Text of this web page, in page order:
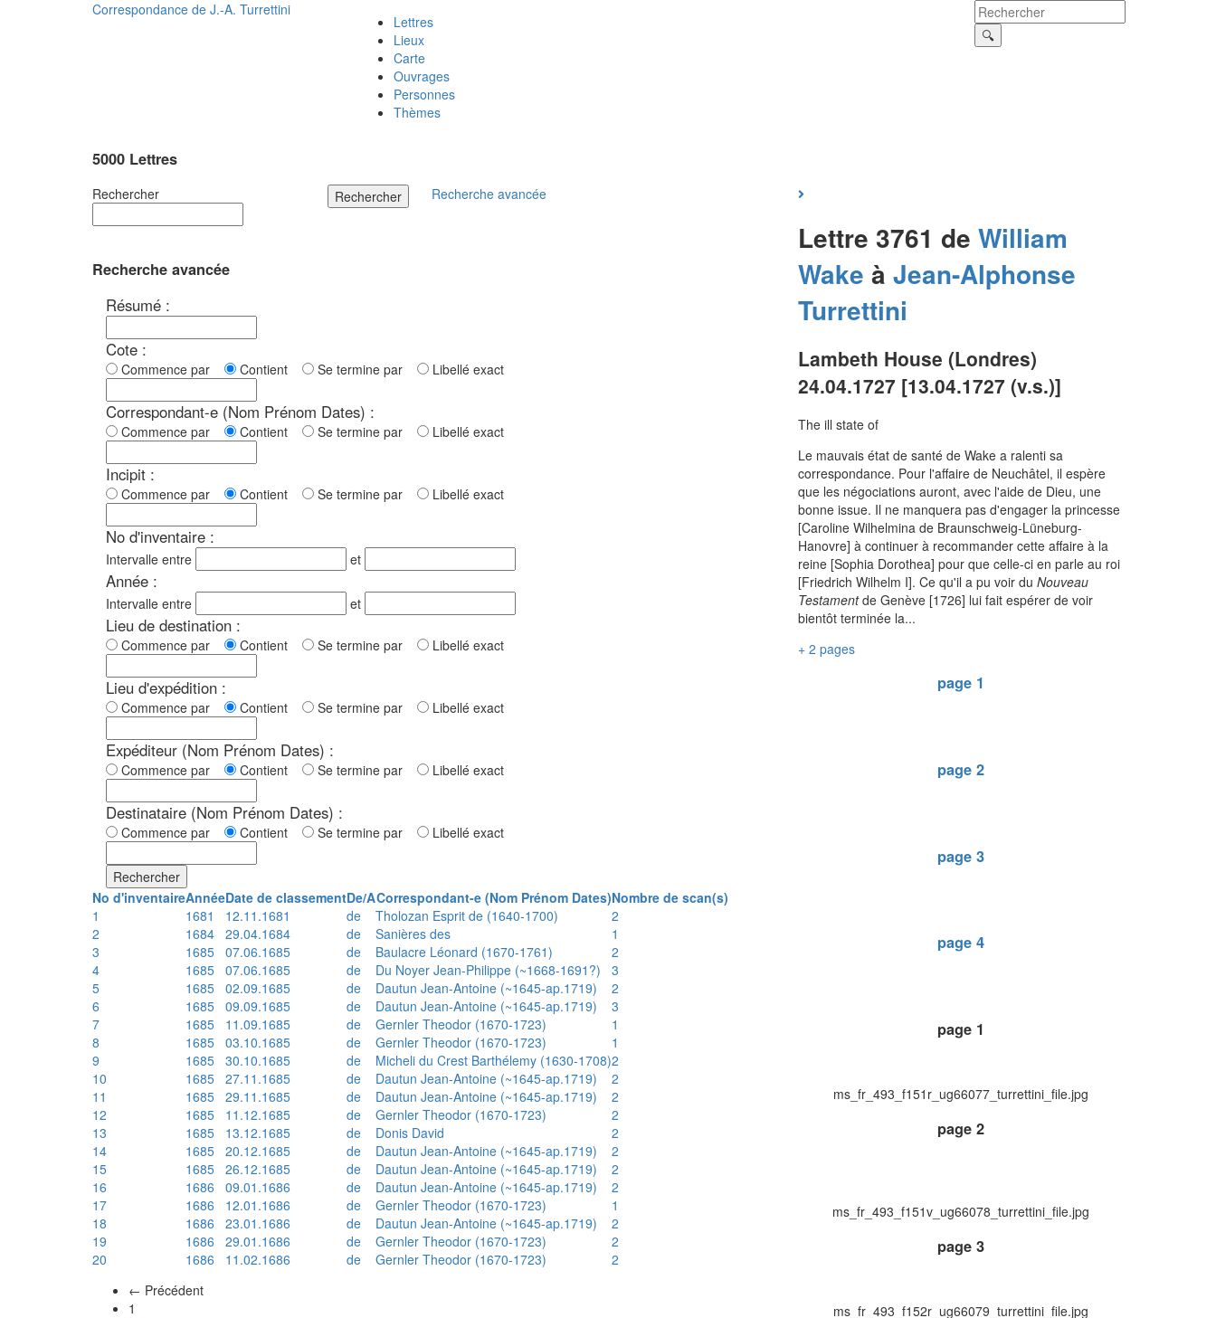
Correspondance de J.-A. Turrettini
Lettres
Lieux
Carte
Ouvrages
Personnes
Thèmes
5000 Lettres
Rechercher Rechercher Recherche avancée
Recherche avancée
Résumé :
Cote :
Commence par Contient Se termine par Libellé exact
Correspondant-e (Nom Prénom Dates) :
Commence par Contient Se termine par Libellé exact
Incipit :
Commence par Contient Se termine par Libellé exact
No d'inventaire :
Intervalle entre et
Année :
Intervalle entre et
Lieu de destination :
Commence par Contient Se termine par Libellé exact
Lieu d'expédition :
Commence par Contient Se termine par Libellé exact
Expéditeur (Nom Prénom Dates) :
Commence par Contient Se termine par Libellé exact
Destinataire (Nom Prénom Dates) :
Commence par Contient Se termine par Libellé exact
Rechercher
No d'inventaireAnnéeDate de classementDe/ACorrespondant-e (Nom Prénom Dates)Nombre de scan(s)
1
1681 12.11.1681 de Tholozan Esprit de (1640-1700)
2
2
1684 29.04.1684 de Sanières des
1
3
1685 07.06.1685 de Baulacre Léonard (1670-1761)
2
4
1685 07.06.1685 de Du Noyer Jean-Philippe (~1668-1691?)
3
5
1685 02.09.1685 de Dautun Jean-Antoine (~1645-ap.1719)
2
6
1685 09.09.1685 de Dautun Jean-Antoine (~1645-ap.1719)
3
7
1685 11.09.1685 de Gernler Theodor (1670-1723)
1
8
1685 03.10.1685 de Gernler Theodor (1670-1723)
1
9
1685 30.10.1685 de Micheli du Crest Barthélemy (1630-1708)2
10
1685 27.11.1685 de Dautun Jean-Antoine (~1645-ap.1719)
2
11
1685 29.11.1685 de Dautun Jean-Antoine (~1645-ap.1719)
2
12
1685 11.12.1685 de Gernler Theodor (1670-1723)
2
13
1685 13.12.1685 de Donis David
2
14
1685 20.12.1685 de Dautun Jean-Antoine (~1645-ap.1719)
2
15
1685 26.12.1685 de Dautun Jean-Antoine (~1645-ap.1719)
2
16
1686 09.01.1686 de Dautun Jean-Antoine (~1645-ap.1719)
2
17
1686 12.01.1686 de Gernler Theodor (1670-1723)
1
18
1686 23.01.1686 de Dautun Jean-Antoine (~1645-ap.1719)
2
19
1686 29.01.1686 de Gernler Theodor (1670-1723)
2
20
1686 11.02.1686 de Gernler Theodor (1670-1723)
2
← Précédent
1
Lettre 3761 de William
Wake à Jean-Alphonse
Turrettini
Lambeth House (Londres)
24.04.1727 [13.04.1727 (v.s.)]
The ill state of
Le mauvais état de santé de Wake a ralenti sa
correspondance. Pour l'affaire de Neuchâtel, il espère
que les négociations auront, avec l'aide de Dieu, une
bonne issue. Il ne manquera pas d'engager la princesse
[Caroline Wilhelmina de Braunschweig-Lüneburg-
Hanovre] à continuer à recommander cette affaire à la
reine [Sophia Dorothea] pour que celle-ci en parle au roi
[Friedrich Wilhelm I]. Ce qu'il a pu voir du Nouveau
Testamentde Genève [1726] lui fait espérer de voir
bientôt terminée la...
+ 2 pages
page 1
page 2
page 3
page 4
page 1
ms_fr_493_f151r_ug66077_turrettini_file.jpg
page 2
ms_fr_493_f151v_ug66078_turrettini_file.jpg
page 3
ms_fr_493_f152r_ug66079_turrettini_file.jpg